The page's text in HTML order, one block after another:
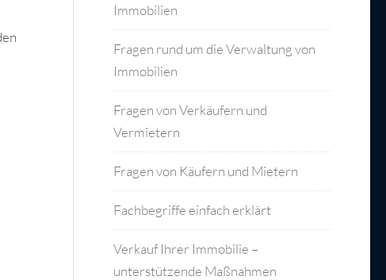
Immobilien
Fragen rund um die Verwaltung von
Immobilien
Fragen von Verkäufern und
Vermietern
Fragen von Käufern und Mietern
Fachbegriffe einfach erklärt
Verkauf Ihrer Immobilie –
unterstützende Maßnahmen